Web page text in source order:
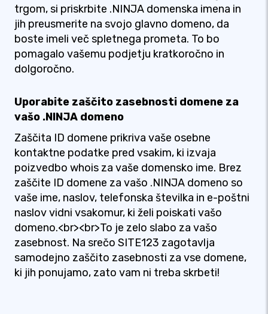
trgom, si priskrbite .NINJA domenska imena in
jih preusmerite na svojo glavno domeno, da
boste imeli več spletnega prometa. To bo
pomagalo vašemu podjetju kratkoročno in
dolgoročno.
Uporabite zaščito zasebnosti domene za
vašo .NINJA domeno
Zaščita ID domene prikriva vaše osebne
kontaktne podatke pred vsakim, ki izvaja
poizvedbo whois za vaše domensko ime. Brez
zaščite ID domene za vašo .NINJA domeno so
vaše ime, naslov, telefonska številka in e-poštni
naslov vidni vsakomur, ki želi poiskati vašo
domeno.<br><br>To je zelo slabo za vašo
zasebnost. Na srečo SITE123 zagotavlja
samodejno zaščito zasebnosti za vse domene,
ki jih ponujamo, zato vam ni treba skrbeti!